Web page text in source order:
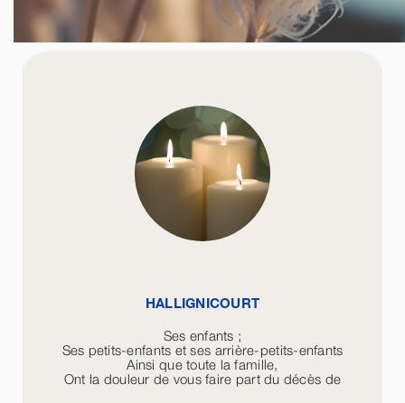
HALLIGNICOURT
Ses enfants ;
Ses petits-enfants et ses arrière-petits-enfants
Ainsi que toute la famille,
Ont la douleur de vous faire part du décès de